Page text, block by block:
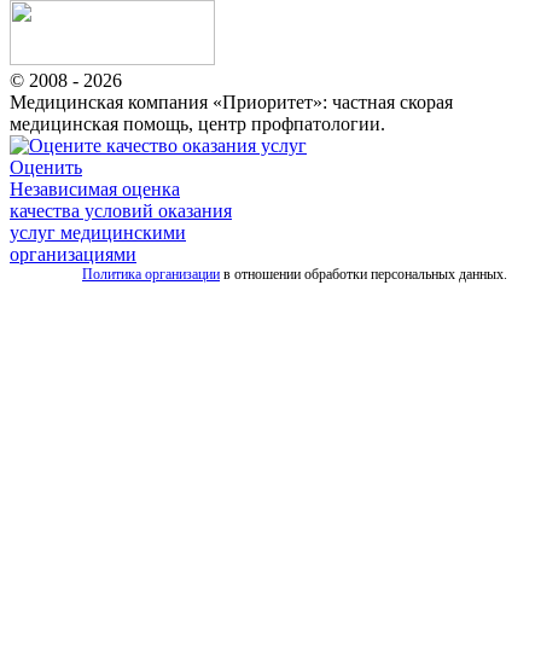
© 2008 - 2026
Медицинская компания «Приоритет»: частная скорая
медицинская помощь, центр профпатологии.
Оценить
Независимая оценка
качества условий оказания
услуг медицинскими
организациями
Политика организации в отношении обработки персональных данных.